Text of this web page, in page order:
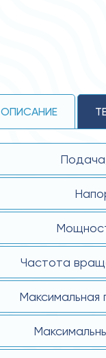
ОПИСАНИЕ
Частота